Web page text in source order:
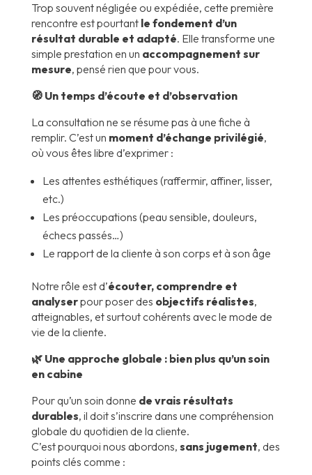
Trop souvent négligée ou expédiée, cette première
rencontre est pourtant le fondement d’un
résultat durable et adapté. Elle transforme une
simple prestation en un accompagnement sur
mesure, pensé rien que pour vous.
🧭 Un temps d’écoute et d’observation
La consultation ne se résume pas à une fiche à
remplir. C’est un moment d’échange privilégié,
où vous êtes libre d’exprimer :
Les attentes esthétiques (raffermir, affiner, lisser,
etc.)
Les préoccupations (peau sensible, douleurs,
échecs passés…)
Le rapport de la cliente à son corps et à son âge
Notre rôle est d’écouter, comprendre et
analyserpour poser des objectifs réalistes,
atteignables, et surtout cohérents avec le mode de
vie de la cliente.
🌿 Une approche globale : bien plus qu’un soin
en cabine
Pour qu’un soin donne de vrais résultats
durables, il doit s’inscrire dans une compréhension
globale du quotidien de la cliente.
C’est pourquoi nous abordons, sans jugement, des
points clés comme :